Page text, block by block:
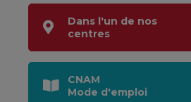
Dans l'un de nos
centres
CNAM
Mode d'emploi